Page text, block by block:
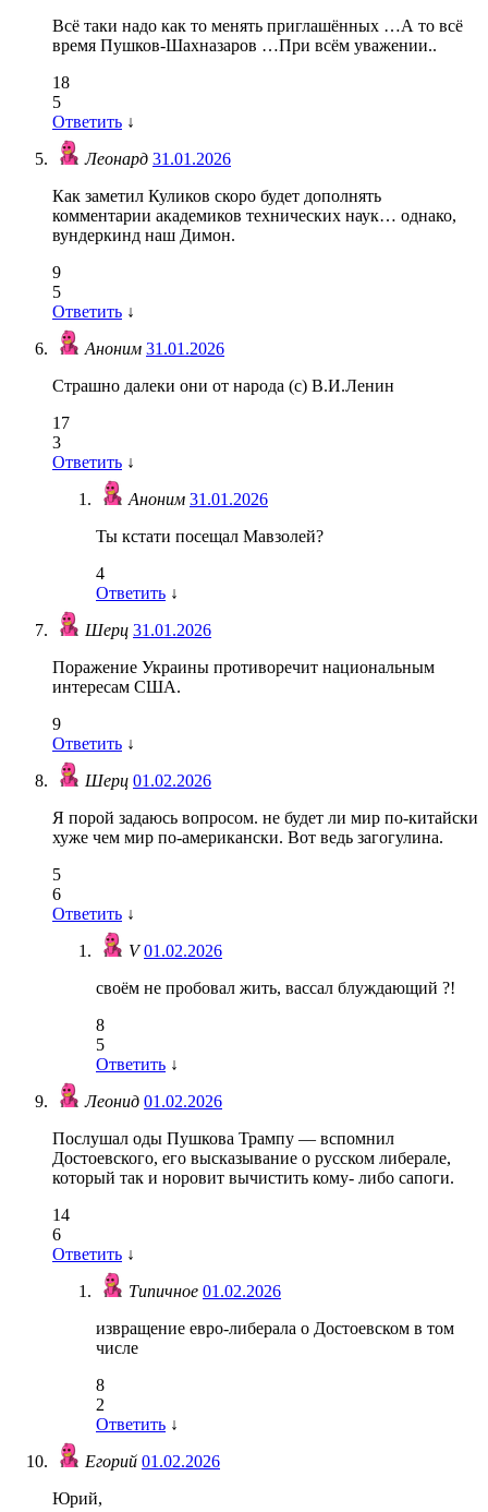
Всё таки надо как то менять приглашённых …А то всё
время Пушков-Шахназаров …При всём уважении..
18
5
Ответить ↓
Леонард 31.01.2026
Как заметил Куликов скоро будет дополнять
комментарии академиков технических наук… однако,
вундеркинд наш Димон.
9
5
Ответить ↓
Аноним 31.01.2026
Страшно далеки они от народа (с) В.И.Ленин
17
3
Ответить ↓
Аноним 31.01.2026
Ты кстати посещал Мавзолей?
4
Ответить ↓
Шерц 31.01.2026
Поражение Украины противоречит национальным
интересам США.
9
Ответить ↓
Шерц 01.02.2026
Я порой задаюсь вопросом. не будет ли мир по-китайски
хуже чем мир по-американски. Вот ведь загогулина.
5
6
Ответить ↓
V01.02.2026
своём не пробовал жить, вассал блуждающий ?!
8
5
Ответить ↓
Леонид 01.02.2026
Послушал оды Пушкова Трампу — вспомнил
Достоевского, его высказывание о русском либерале,
который так и норовит вычистить кому- либо сапоги.
14
6
Ответить ↓
Типичное 01.02.2026
извращение евро-либерала о Достоевском в том
числе
8
2
Ответить ↓
Егорий 01.02.2026
Юрий,